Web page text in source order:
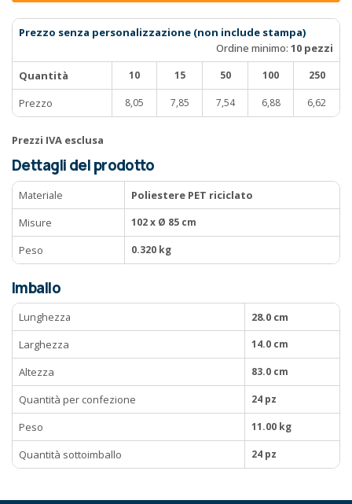
Prezzo senza personalizzazione (non include stampa)
Ordine minimo: 10 pezzi
Quantità
10 15 50 100 250
Prezzo 8,05 7,85 7,54 6,88 6,62
Prezzi IVA esclusa
Dettagli del prodotto
Materiale
Poliestere PET riciclato
Misure
102 x Ø 85 cm
Peso 0.320 kg
Imballo
Lunghezza
28.0 cm
Larghezza
14.0 cm
Altezza 83.0 cm
Quantità per confezione 24 pz
Peso 11.00 kg
Quantità sottoimballo 24 pz